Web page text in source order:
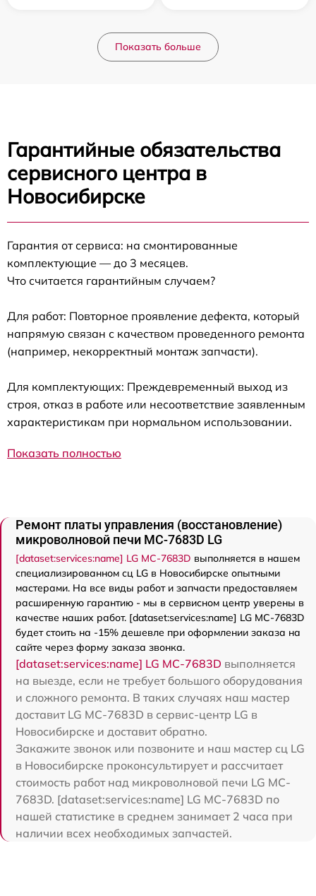
Показать больше
Гарантийные обязательства
сервисного центра в
Новосибирске
Гарантия от сервиса: на смонтированные
комплектующие — до 3 месяцев.
Что считается гарантийным случаем?
Для работ: Повторное проявление дефекта, который
напрямую связан с качеством проведенного ремонта
(например, некорректный монтаж запчасти).
Для комплектующих: Преждевременный выход из
строя, отказ в работе или несоответствие заявленным
характеристикам при нормальном использовании.
Показать полностью
Ремонт платы управления (восстановление)
микроволновой печи MC-7683D LG
[dataset:services:name] LG MC-7683D выполняется в нашем
специализированном сц LG в Новосибирске опытными
мастерами. На все виды работ и запчасти предоставляем
расширенную гарантию - мы в сервисном центр уверены в
качестве наших работ. [dataset:services:name] LG MC-7683D
будет стоить на -15% дешевле при оформлении заказа на
сайте через форму заказа звонка.
[dataset:services:name] LG MC-7683D выполняется
на выезде, если не требует большого оборудования
и сложного ремонта. В таких случаях наш мастер
доставит LG MC-7683D в сервис-центр LG в
Новосибирске и доставит обратно.
Закажите звонок или позвоните и наш мастер сц LG
в Новосибирске проконсультирует и рассчитает
стоимость работ над микроволновой печи LG MC-
7683D. [dataset:services:name] LG MC-7683D по
нашей статистике в среднем занимает 2 часа при
наличии всех необходимых запчастей.